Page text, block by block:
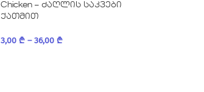
Chicken – ძაღლის საკვები
ქათმით
3,00 ₾ – 36,00 ₾